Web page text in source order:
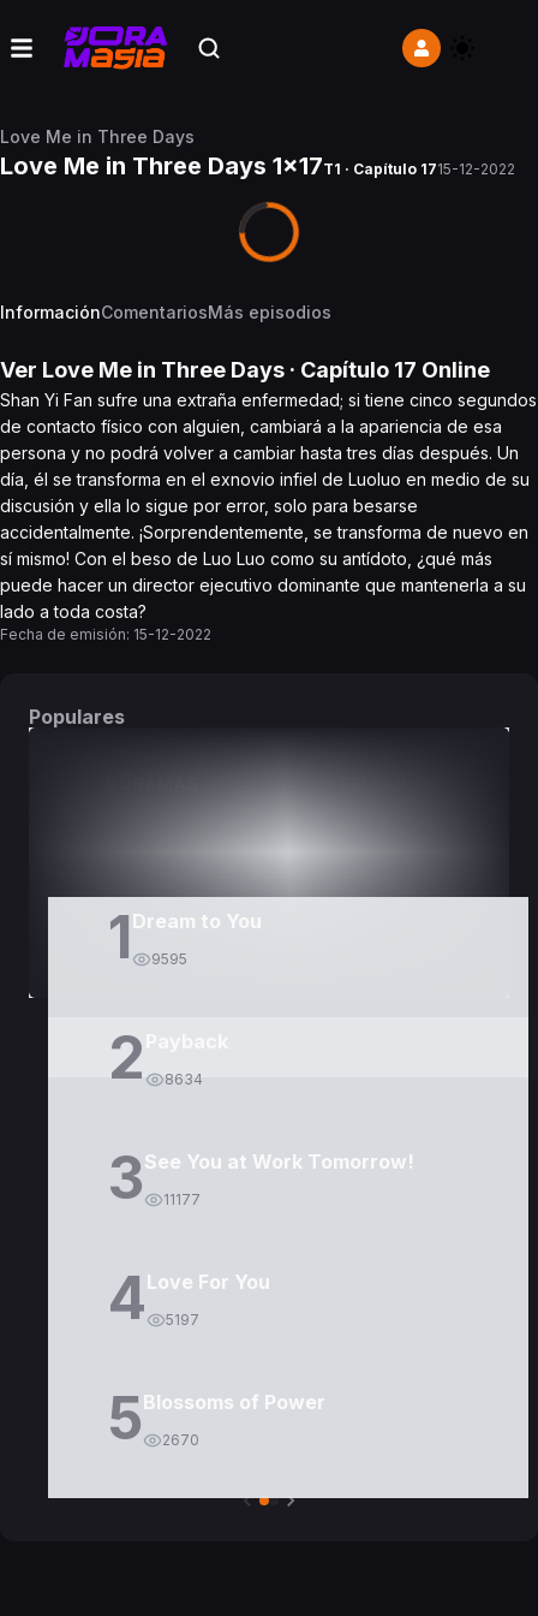
Love Me in Three Days
Love Me in Three Days 1x17T1 · Capítulo 1715-12-2022
InformaciónComentariosMás episodios
Ver Love Me in Three Days · Capítulo 17 Online
Shan Yi Fan sufre una extraña enfermedad; si tiene cinco segundos
de contacto físico con alguien, cambiará a la apariencia de esa
persona y no podrá volver a cambiar hasta tres días después. Un
día, él se transforma en el exnovio infiel de Luoluo en medio de su
discusión y ella lo sigue por error, solo para besarse
accidentalmente. ¡Sorprendentemente, se transforma de nuevo en
sí mismo! Con el beso de Luo Luo como su antídoto, ¿qué más
puede hacer un director ejecutivo dominante que mantenerla a su
lado a toda costa?
Fecha de emisión: 15-12-2022
Populares
1 Dream to You
9595
2 8634
3See You at Work Tomorrow!
11177
4Love For You
5197
5Blossoms of Power
2670